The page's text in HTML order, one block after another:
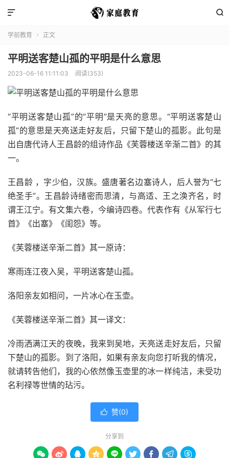


学前教育  正文
平明送客楚山孤的平明是什么意思
2023-06-16 11:11:03 阅读(353)
“平明送客楚山孤”的“平明”是天亮的意思。“平明送客楚山
孤”的意思是天亮送走好友后，只留下楚山的孤影。此句是
出自唐代诗人王昌龄的组诗作品《芙蓉楼送辛渐二首》的其
一。
王昌龄 ，字少伯，汉族。盛唐著名边塞诗人，后人誉为“七
绝圣手”。王昌龄诗绪密而思清，与高适、王之涣齐名，时
谓王江宁。有文集六卷，今编诗四卷。代表作有《从军行七
首》《出塞》《闺怨》等。
《芙蓉楼送辛渐二首》其一原诗：
寒雨连江夜入吴，平明送客楚山孤。
洛阳亲友如相问，一片冰心在玉壶。
《芙蓉楼送辛渐二首》其一译文：
冷雨洒满江天的夜晚，我来到吴地，天亮送走好友后，只留
下楚山的孤影。到了洛阳，如果有亲友向您打听我的情况，
就请转告他们，我的心依然像玉壶里的冰一样纯洁，未受功
名利禄等世情的玷污。
 赞(0)
分享到
        